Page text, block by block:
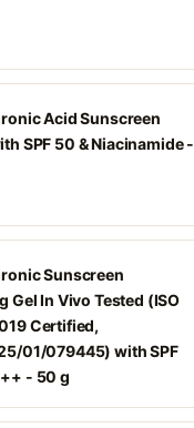
Acid Sunscreen
SPF 50 & Niacinamide -
Sunscreen
Gel In Vivo Tested (ISO
Certified,
01/079445) with SPF
- 50 g